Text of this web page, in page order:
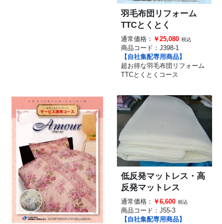
羽毛布団リフォーム
TTCとくとく
通常価格： ￥25,080 税込
商品コード： J398-1
【自社集配専用商品】
超お得な羽毛布団リフォーム
TTCとくとくコース
低反発マットレス・高
反発マットレス
通常価格： ￥6,600 税込
商品コード： J55-3
【自社集配専用商品】